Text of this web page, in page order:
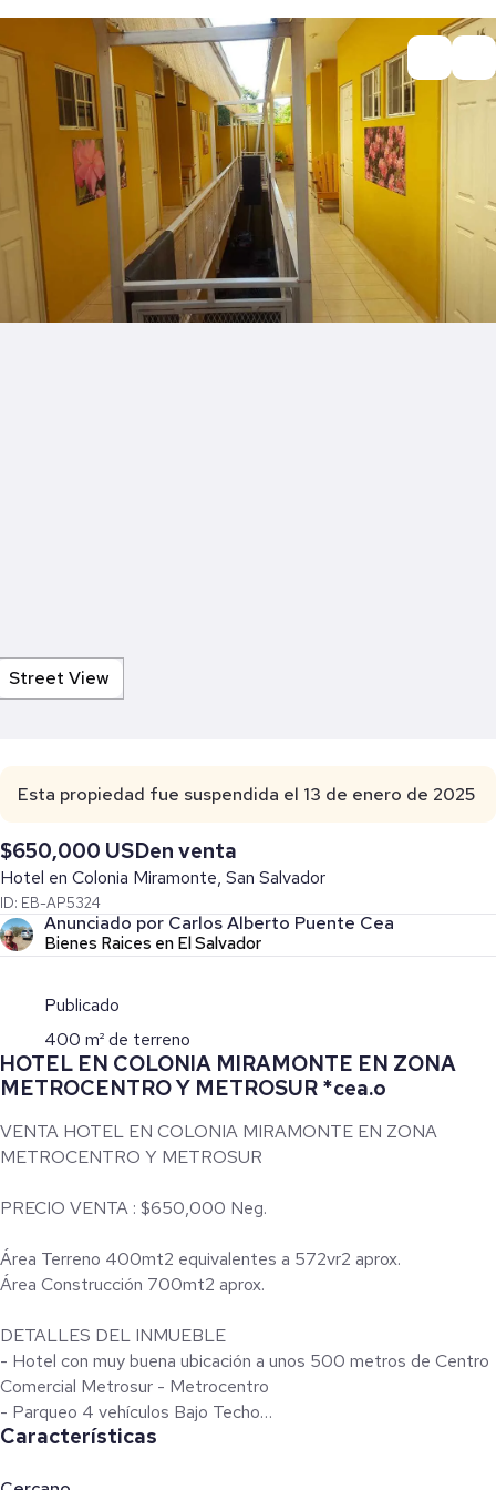
Street View
Esta propiedad fue suspendida el 13 de enero de 2025
$650,000 USDen venta
Hotel en Colonia Miramonte, San Salvador
ID: EB-AP5324
Anunciado por Carlos Alberto Puente Cea
Bienes Raices en El Salvador
Publicado
400 m² de terreno
HOTEL EN COLONIA MIRAMONTE EN ZONA
METROCENTRO Y METROSUR *cea.o
VENTA HOTEL EN COLONIA MIRAMONTE EN ZONA
METROCENTRO Y METROSUR
PRECIO VENTA : $650,000 Neg.
Área Terreno 400mt2 equivalentes a 572vr2 aprox.
Área Construcción 700mt2 aprox.
DETALLES DEL INMUEBLE
- Hotel con muy buena ubicación a unos 500 metros de Centro
Comercial Metrosur - Metrocentro
- Parqueo 4 vehículos Bajo Techo
- Vigilancia 24/7
Características